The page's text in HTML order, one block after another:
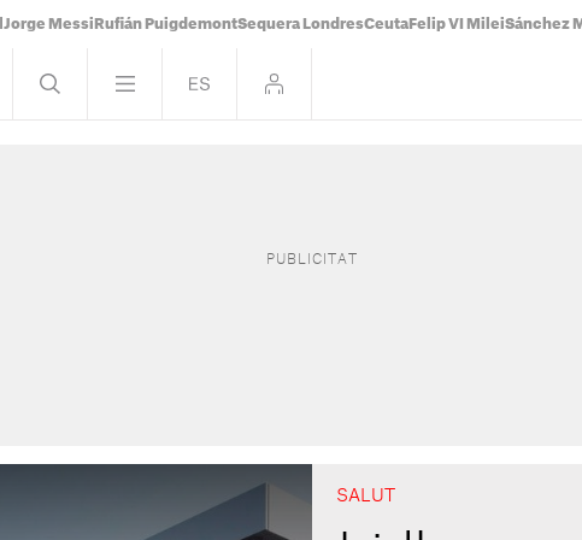
Jorge Messi Rufián PuigdemontSequera LondresCeuta Felip VI MileiSánchez
SALUT